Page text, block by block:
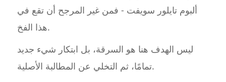
ألبوم تايلور سويفت - فمن غير المرجح أن تقع في
هذا الفخ.
ليس الهدف هنا هو السرقة، بل ابتكار شيء جديد
تمامًا، ثم التخلي عن المطالبة الأصلية.